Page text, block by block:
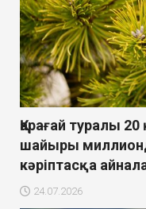
Қарағай туралы
шайыры
кәріптасқа
24.07.2026